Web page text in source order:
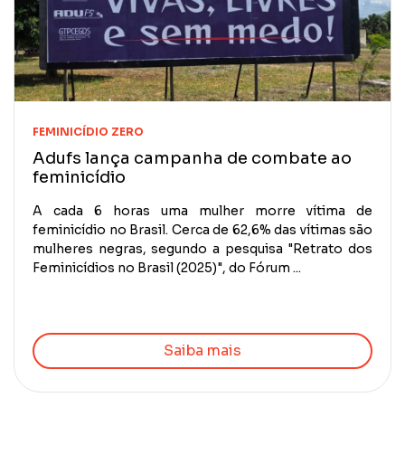
FEMINICÍDIO ZERO
Adufs lança campanha de combate ao
feminicídio
A cada 6 horas uma mulher morre vítima de
feminicídio no Brasil. Cerca de 62,6% das vítimas são
mulheres negras, segundo a pesquisa "Retrato dos
Feminicídios no Brasil (2025)", do Fórum ...
Saiba mais